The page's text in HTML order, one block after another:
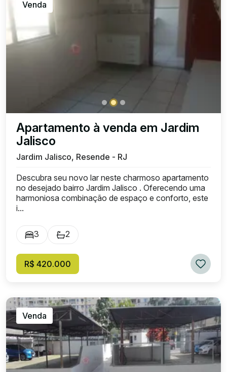
Venda
Apartamento à venda em Jardim
Jalisco
Jardim Jalisco, Resende - RJ
Descubra seu novo lar neste charmoso apartamento
no desejado bairro Jardim Jalisco . Oferecendo uma
harmoniosa combinação de espaço e conforto, este
i...
3 2
R$ 420.000
Venda